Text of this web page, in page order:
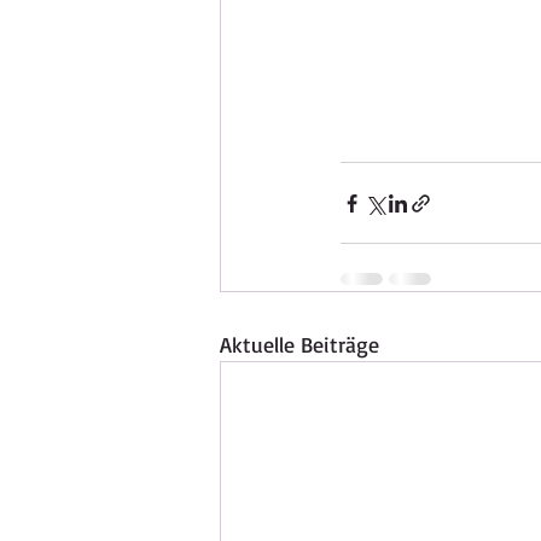
Aktuelle Beiträge